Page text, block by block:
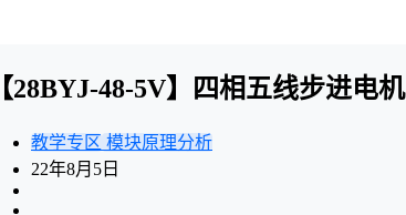
【28BYJ-48-5V】四相五线步进电机
教学专区 模块原理分析
22年8月5日